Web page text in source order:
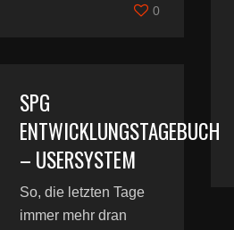
0
SPG
ENTWICKLUNGSTAGEBUCH
– USERSYSTEM
So, die letzten Tage
immer mehr dran